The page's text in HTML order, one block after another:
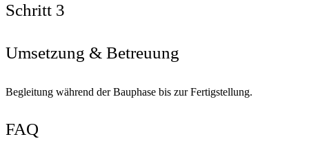
Schritt 3
Umsetzung & Betreuung
Begleitung während der Bauphase bis zur Fertigstellung.
FAQ